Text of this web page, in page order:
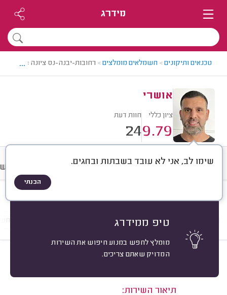
מידרג
טכנאים ותיקונים> חשמלאים מומלצים> רחובות-יבנה-נס ציונה >...
אושרי
ציון כללי
9.79
חוות דעת
24
שימו לב, אני לא עובד בשבתות ובחגים.
הבנתי
טיפ ממידרג
מומלץ לחפש במנוע חיפוש את השירות
המדויק שאתם צריכים.
חוות דעת מחירים
תיקונים תשתיות
דוד הלמן, רחובות.
תיאור השירות: